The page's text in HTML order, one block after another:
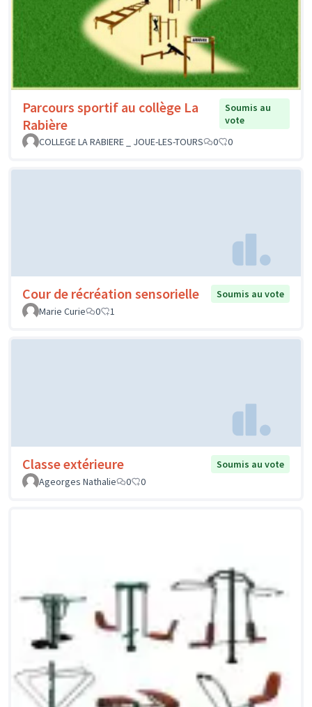
Parcours sportif au collège La
Rabière
Soumis au
vote
COLLEGE LA RABIERE _ JOUE-LES-TOURS
0 0
Cour de récréation sensorielle
Soumis au vote
Marie Curie
0 1
Classe extérieure
Soumis au vote
Ageorges Nathalie
0 0